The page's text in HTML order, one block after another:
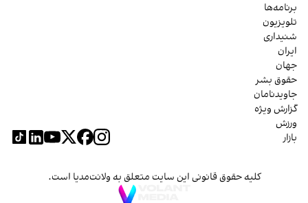
برنامه‌ها
تلویزیون
شنیداری
ایران
جهان
حقوق بشر
جاویدنامان
گزارش ویژه
ورزش
بازار
کلیه حقوق قانونی این سایت متعلق به ولانت‌مدیا است.